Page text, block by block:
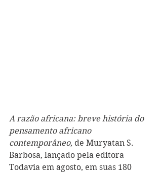
A razão africana: breve história do
pensamento africano
contemporâneo, de Muryatan S.
Barbosa, lançado pela editora
Todavia em agosto, em suas 180